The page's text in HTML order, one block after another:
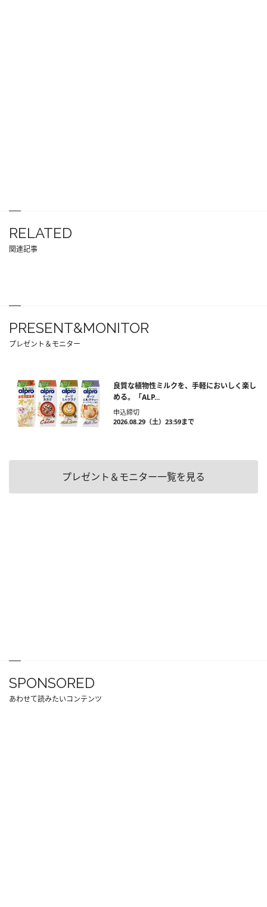
RELATED
関連記事
PRESENT&MONITOR
プレゼント＆モニター
良質な植物性ミルクを、手軽においしく楽し
める。「ALP...
申込締切
2026.08.29（土）23:59まで
プレゼント＆モニター一覧を見る
SPONSORED
あわせて読みたいコンテンツ